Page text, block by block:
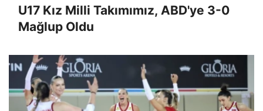
U17 Kız Milli Takımımız, ABD'ye 3-0
Mağlup Oldu